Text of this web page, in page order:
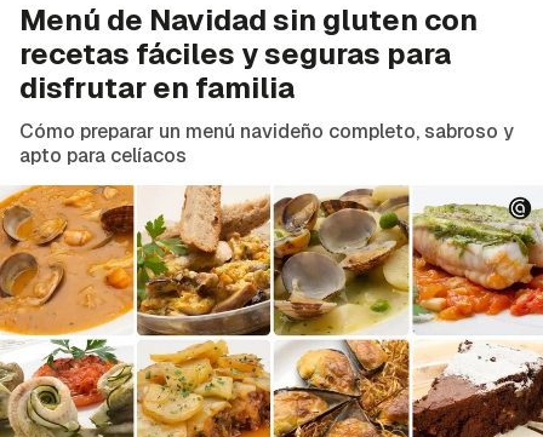
Menú de Navidad sin gluten con
recetas fáciles y seguras para
disfrutar en familia
Cómo preparar un menú navideño completo, sabroso y
apto para celíacos